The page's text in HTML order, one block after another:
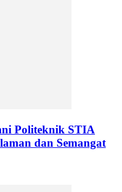
Politeknik STIA
dan Semangat